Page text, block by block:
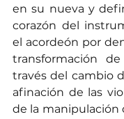
en su nueva y
corazón del
el acordeón por
transformación
través del cambio
afinación de las
de la manipulación